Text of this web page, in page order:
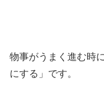
物事がうまく進む時
にする」です。